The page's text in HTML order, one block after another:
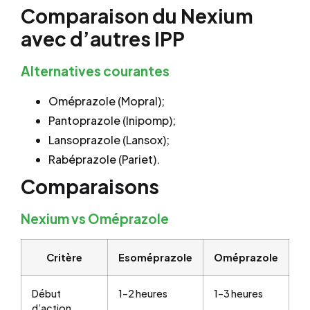
Comparaison du Nexium
avec d’autres IPP
Alternatives courantes
Oméprazole (Mopral);
Pantoprazole (Inipomp);
Lansoprazole (Lansox);
Rabéprazole (Pariet).
Comparaisons
Nexium vs Oméprazole
Critère Esoméprazole Oméprazole
Début
1–2 heures 1–3 heures